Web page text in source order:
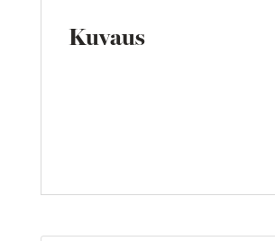
Kuvaus